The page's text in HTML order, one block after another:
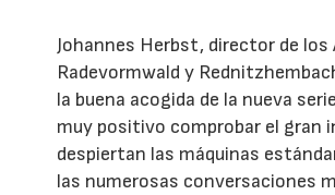
Johannes Herbst, director de los
Radevormwald y
la buena acogida de la nueva
muy positivo comprobar el gran
despiertan las máquinas
las numerosas conversaciones